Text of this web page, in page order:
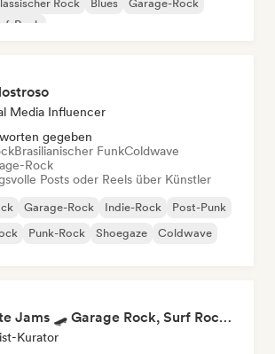
Rock
Blues
Garage-Rock
Rock
Media Influencer
gegeben
Brasilianischer FunkColdwave
Rock
Posts oder Reels über Künstler
Garage-Rock Indie-Rock
Post-Punk
Punk-Rock Shoegaze Coldwave
Skate Jams 🛹 Garage Rock, Surf Rock & Neo-Psych
Kurator